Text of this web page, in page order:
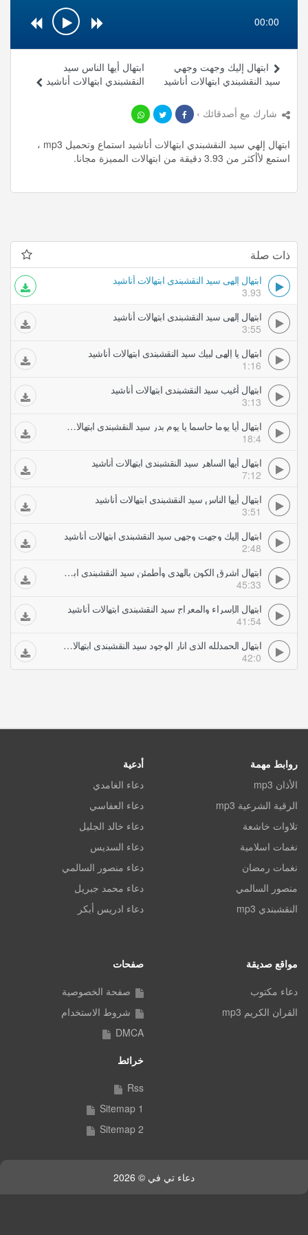
00:00
ابتهال أيها الناس سيد
النقشبندي ابتهالات أناشيد
ابتهال إليك وجهت وجهي
سيد النقشبندي ابتهالات أناشيد
شارك مع أصدقائك ›
ابتهال إلهي سيد النقشبندي ابتهالات أناشيد استماع وتحميل mp3 ،
استمع لأأكثر من 3.93 دقيقة من ابتهالات المميزة مجانا.
ذات صلة
ابتهال إلهي سيد النقشبندي ابتهالات أناشيد
3.93
ابتهال إلهي سيد النقشبندي ابتهالات أناشيد
3:55
ابتهال يا إلهي لبيك سيد النقشبندي ابتهالات أناشيد
1:16
ابتهال أغيب سيد النقشبندي ابتهالات أناشيد
3:13
ابتهال أيا يوما حاسما يا يوم بدر سيد النقشبندي ابتهالات أناشيد
18:4
ابتهال أيها الساهر سيد النقشبندي ابتهالات أناشيد
7:12
ابتهال أيها الناس سيد النقشبندي ابتهالات أناشيد
3:51
ابتهال إليك وجهت وجهي سيد النقشبندي ابتهالات أناشيد
2:48
ابتهال اشرق الكون بالهدى وأطمئن سيد النقشبندي ابتهالات أناشيد
45:33
ابتهال الإسراء والمعراج سيد النقشبندي ابتهالات أناشيد
41:54
ابتهال الحمدلله الذي انار الوجود سيد النقشبندي ابتهالات أناشيد
42:0
روابط مهمة
الأذان mp3
الرقية الشرعية mp3
تلاوات خاشعة
نغمات اسلامية
نغمات رمضان
منصور السالمي
النقشبندي mp3
أدعية
دعاء الغامدي
دعاء العفاسي
دعاء خالد الجليل
دعاء السديس
دعاء منصور السالمي
دعاء محمد جبريل
دعاء ادريس أبكر
مواقع صديقة
دعاء مكتوب
القران الكريم mp3
صفحات
صفحة الخصوصية
شروط الاستخدام
DMCA
خرائط
Rss
Sitemap 1
Sitemap 2
دعاء تي في © 2026